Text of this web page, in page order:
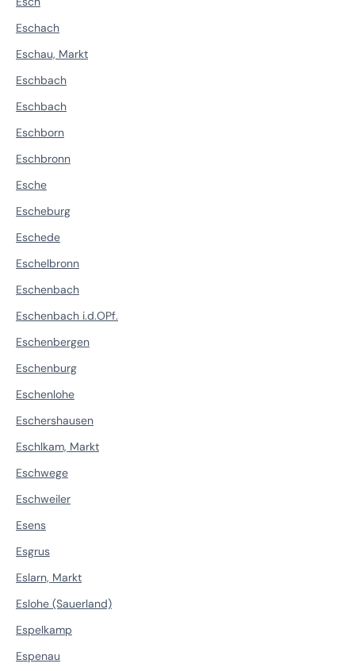
Eschach
Eschau, Markt
Eschbach
Eschbach
Eschborn
Eschbronn
Esche
Escheburg
Eschede
Eschelbronn
Eschenbach
Eschenbach i.d.OPf.
Eschenbergen
Eschenburg
Eschenlohe
Eschershausen
Eschlkam, Markt
Eschwege
Eschweiler
Esens
Esgrus
Eslarn, Markt
Eslohe (Sauerland)
Espelkamp
Espenau